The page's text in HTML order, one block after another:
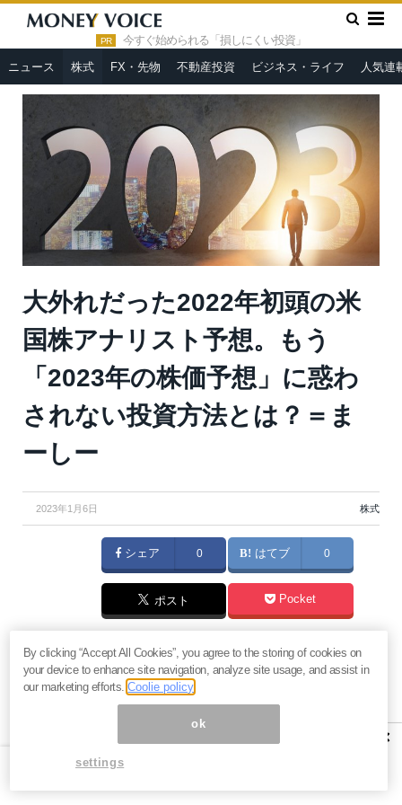
PR 今すぐ始められる「損しにくい投資」
ニュース 株式 FX・先物 不動産投資 ビジネス・ライフ 人気連
HOME » 株式 »
大外れだった2022年初頭の米国株アナリスト
予想。もう「2023年の株価予想」に惑わされない投資方法とは？＝
大外れだった2022年初頭の米
国株アナリスト予想。もう
「2023年の株価予想」に惑わ
されない投資方法とは？＝ま
ーしー
2023年1月6日 株式
シェア 0 はてブ 0
ポスト Pocket
毎年、年初に予想される今年の株価予想。大抵の場
合、この予想は外れます。専門家ですら読めない株式
市場の未来です。個人がわかるわけありません。どの
ように対処すればよいのか？米国株カリスマブロガ
×
By clicking “Accept All Cookies”, you agree to the storing of cookies on
your device to enhance site navigation, analyze site usage, and assist in
our marketing efforts.Coolie policy
ok
settings